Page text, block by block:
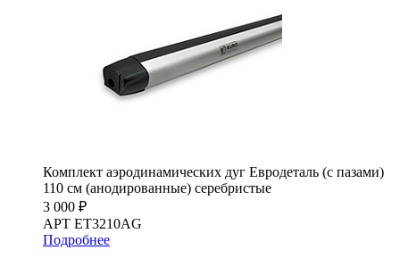
Комплект аэродинамических дуг Евродеталь (с пазами)
110 см (анодированные) серебристые
3 000 ₽
АРТ ET3210AG
Подробнее